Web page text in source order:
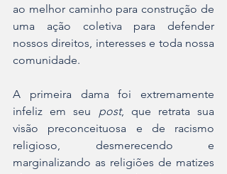
ao melhor caminho para construção de
uma ação coletiva para defender
nossos direitos, interesses e toda nossa
comunidade.
A primeira dama foi extremamente
infeliz em seu post, que retrata sua
visão preconceituosa e de racismo
religioso, desmerecendo e
marginalizando as religiões de matizes